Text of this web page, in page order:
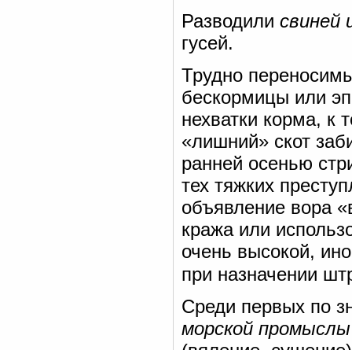
Разводили
гусей.
Трудно
бескормицы или
нехватки корма, к
«лишний» скот
ранней осенью
тех тяжких
объявление вора
кража или
очень высокой,
при назначении
Среди первых по
морской промыслы